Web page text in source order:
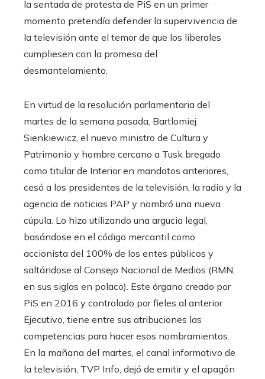
la sentada de protesta de PiS en un primer
momento pretendía defender la supervivencia de
la televisión ante el temor de que los liberales
cumpliesen con la promesa del
desmantelamiento.
En virtud de la resolución parlamentaria del
martes de la semana pasada, Bartlomiej
Sienkiewicz, el nuevo ministro de Cultura y
Patrimonio y hombre cercano a Tusk bregado
como titular de Interior en mandatos anteriores,
cesó a los presidentes de la televisión, la radio y la
agencia de noticias PAP y nombró una nueva
cúpula. Lo hizo utilizando una argucia legal,
basándose en el código mercantil como
accionista del 100% de los entes públicos y
saltándose al Consejo Nacional de Medios (RMN,
en sus siglas en polaco). Este órgano creado por
PiS en 2016 y controlado por fieles al anterior
Ejecutivo, tiene entre sus atribuciones las
competencias para hacer esos nombramientos.
En la mañana del martes, el canal informativo de
la televisión, TVP Info, dejó de emitir y el apagón